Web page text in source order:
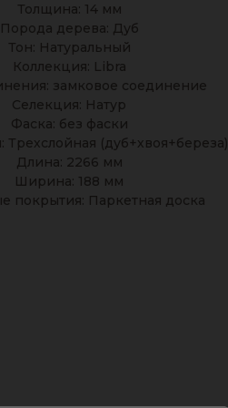
Толщина: 14 мм
Порода дерева: Дуб
Тон: Натуральный
Коллекция: Libra
замковое соединение
Селекция: Натур
Фаска: без фаски
Трехслойная (дуб+хвоя+береза)
Длина: 2266 мм
Ширина: 188 мм
покрытия: Паркетная доска